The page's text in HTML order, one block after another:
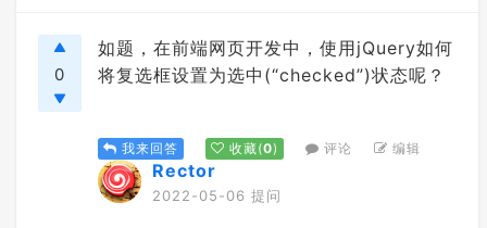
0
如题，在前端网页开发中，使用jQuery如何
将复选框设置为选中(“checked”)状态呢？
我来回答 收藏(0) 评论 编辑
Rector
2022-05-06 提问